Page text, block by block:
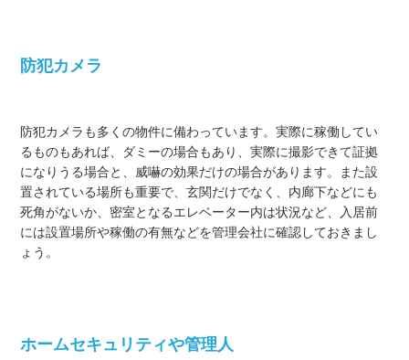
防犯カメラ
防犯カメラも多くの物件に備わっています。実際に稼働してい
るものもあれば、ダミーの場合もあり、実際に撮影できて証拠
になりうる場合と、威嚇の効果だけの場合があります。また設
置されている場所も重要で、玄関だけでなく、内廊下などにも
死角がないか、密室となるエレベーター内は状況など、入居前
には設置場所や稼働の有無などを管理会社に確認しておきまし
ょう。
ホームセキュリティや管理人